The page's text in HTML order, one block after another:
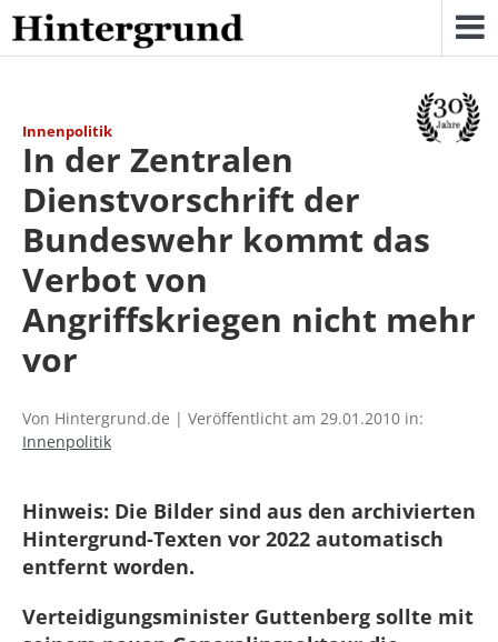
Skip
to
content
Innenpolitik
In der Zentralen
Dienstvorschrift der
Bundeswehr kommt das
Verbot von
Angriffskriegen nicht mehr
vor
Von Hintergrund.de | Veröffentlicht am 29.01.2010 in:
Innenpolitik
Hinweis: Die Bilder sind aus den archivierten
Hintergrund-Texten vor 2022 automatisch
entfernt worden.
Verteidigungsminister Guttenberg sollte mit